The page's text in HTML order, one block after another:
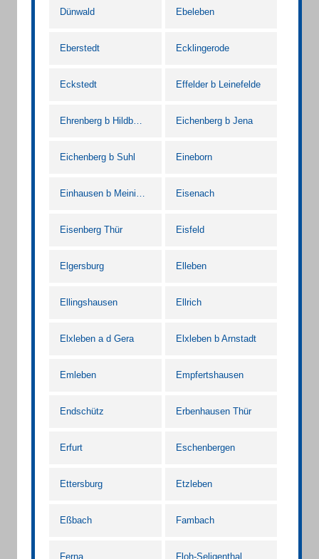
Dünwald Ebeleben
Eberstedt Ecklingerode
Eckstedt Effelder b Leinefelde
Ehrenberg b Hildburghausen Eichenberg b Jena
Eichenberg b Suhl Eineborn
Einhausen b Meiningen Eisenach
Eisenberg Thür Eisfeld
Elgersburg Elleben
Ellingshausen Ellrich
Elxleben a d Gera Elxleben b Arnstadt
Emleben Empfertshausen
Endschütz Erbenhausen Thür
Erfurt Eschenbergen
Ettersburg Etzleben
Eßbach Fambach
Ferna Floh-Seligenthal